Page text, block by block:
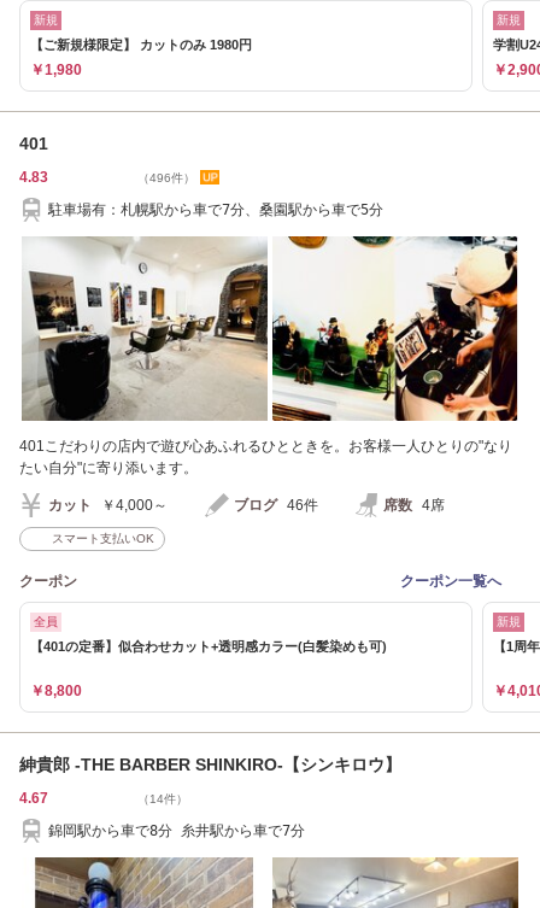
新規
【ご新規様限定】 カットのみ 1980円
￥1,980
新規
学割
￥
401
4.83 （496件）
駐車場有：札幌駅から車で7分、桑園駅から車で5分
401こだわりの店内で遊び心あふれるひとときを。お客様一人ひとりの"なり
たい自分"に寄り添います。
カット ￥4,000～ ブログ 46件 席数 4席
スマート支払いOK
クーポン クーポン一覧へ
全員
【401の定番】似合わせカット+透明感カラー(白髪染めも可)
￥8,800
新規
【1周
￥
紳貴郎 -THE BARBER SHINKIRO-【シンキロウ】
4.67 （14件）
錦岡駅から車で8分 糸井駅から車で7分